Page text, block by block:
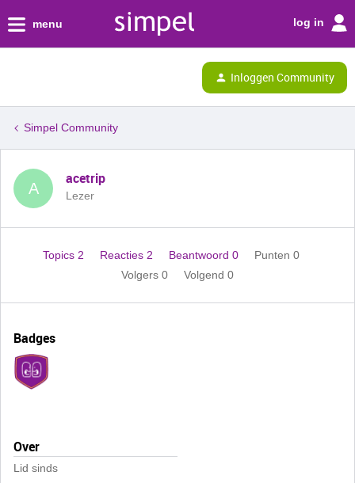
menu log in
Inloggen Community
Simpel Community
A
acetrip
Lezer
Topics 2 Reacties 2 Beantwoord 0
Punten 0
Volgers 0 Volgend 0
Badges
Over
Lid sinds